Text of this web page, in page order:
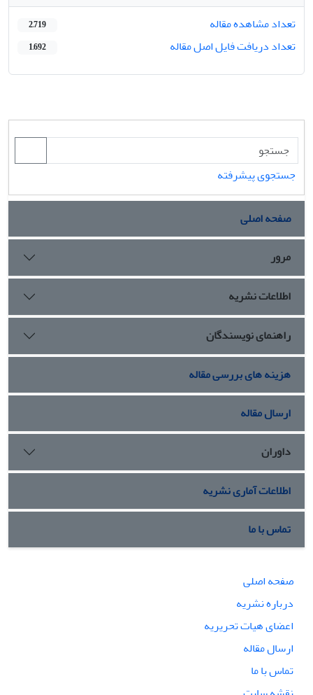
تعداد مشاهده مقاله
2,719
تعداد دریافت فایل اصل مقاله 1,692
جستجوی پیشرفته
صفحه اصلی
مرور
اطلاعات نشریه
راهنمای نویسندگان
هزینه های بررسی مقاله
ارسال مقاله
داوران
اطلاعات آماری نشریه
تماس با ما
صفحه اصلی
درباره نشریه
اعضای هیات تحریریه
ارسال مقاله
تماس با ما